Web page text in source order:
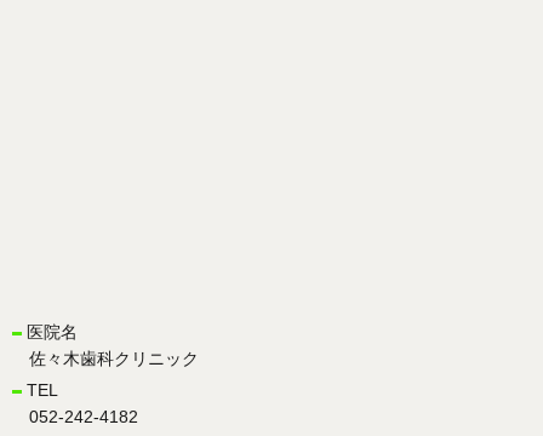
医院名
佐々木歯科クリニック
TEL
052-242-4182